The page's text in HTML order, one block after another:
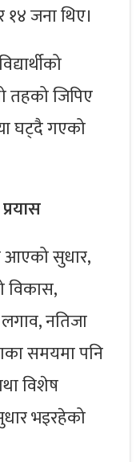
जना थिए।
तहको जिपिए
घट्दै गएको
आएको सुधार,
विकास,
नतिजा
समयमा पनि
विशेष
भइरहेको